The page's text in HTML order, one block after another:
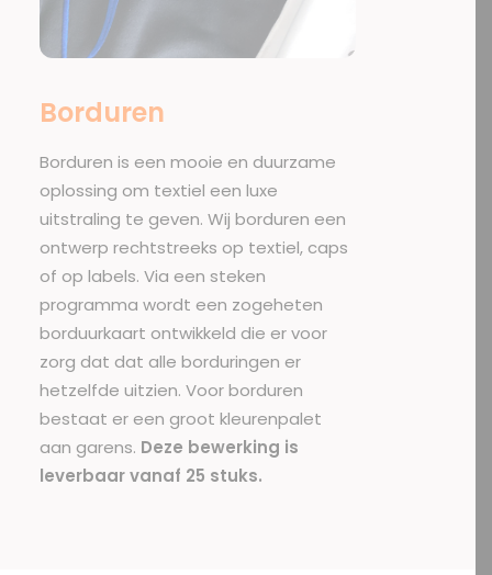
Borduren
Borduren is een mooie en duurzame
oplossing om textiel een luxe
uitstraling te geven. Wij borduren een
ontwerp rechtstreeks op textiel, caps
of op labels. Via een steken
programma wordt een zogeheten
borduurkaart ontwikkeld die er voor
zorg dat dat alle borduringen er
hetzelfde uitzien. Voor borduren
bestaat er een groot kleurenpalet
aan garens. Deze bewerking is
leverbaar vanaf 25 stuks.